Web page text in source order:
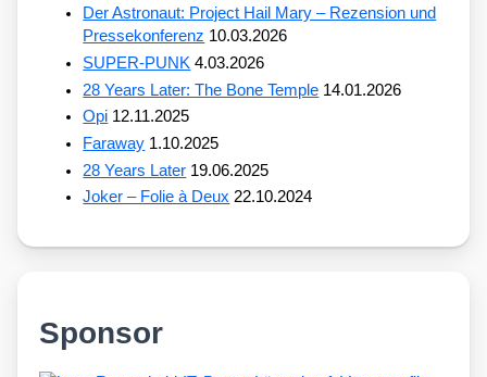
Der Astronaut: Project Hail Mary – Rezension und
Pressekonferenz 10.03.2026
SUPER-PUNK 4.03.2026
28 Years Later: The Bone Temple 14.01.2026
Opi 12.11.2025
Faraway 1.10.2025
28 Years Later 19.06.2025
Joker – Folie à Deux 22.10.2024
Sponsor